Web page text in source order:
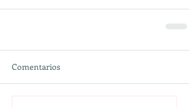
Comentarios